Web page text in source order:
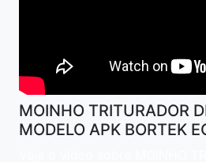
MOINHO TRITURADOR
MODELO APK BORTEK